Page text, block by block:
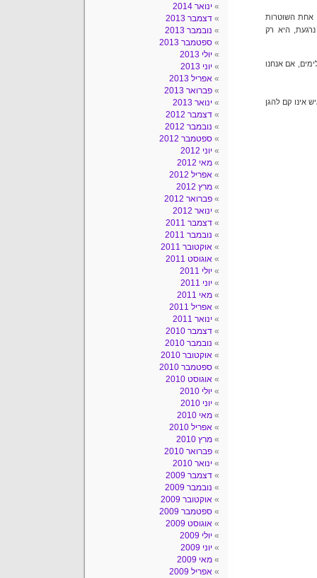
אחת השוטרות
היא רק
אם אנחנו
אינו קם להגן
ינואר 2014
דצמבר 2013
נובמבר 2013
ספטמבר 2013
יולי 2013
יוני 2013
אפריל 2013
פברואר 2013
ינואר 2013
דצמבר 2012
נובמבר 2012
ספטמבר 2012
יוני 2012
מאי 2012
אפריל 2012
מרץ 2012
פברואר 2012
ינואר 2012
דצמבר 2011
נובמבר 2011
אוקטובר 2011
אוגוסט 2011
יולי 2011
יוני 2011
מאי 2011
אפריל 2011
ינואר 2011
דצמבר 2010
נובמבר 2010
אוקטובר 2010
ספטמבר 2010
אוגוסט 2010
יולי 2010
יוני 2010
מאי 2010
אפריל 2010
מרץ 2010
פברואר 2010
ינואר 2010
דצמבר 2009
נובמבר 2009
אוקטובר 2009
ספטמבר 2009
אוגוסט 2009
יולי 2009
יוני 2009
מאי 2009
אפריל 2009